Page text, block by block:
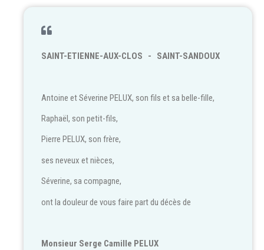
SAINT-ETIENNE-AUX-CLOS - SAINT-SANDOUX
Antoine et Séverine PELUX, son fils et sa belle-fille,
Raphaël, son petit-fils,
Pierre PELUX, son frère,
ses neveux et nièces,
Séverine, sa compagne,
ont la douleur de vous faire part du décès de
Monsieur Serge Camille PELUX